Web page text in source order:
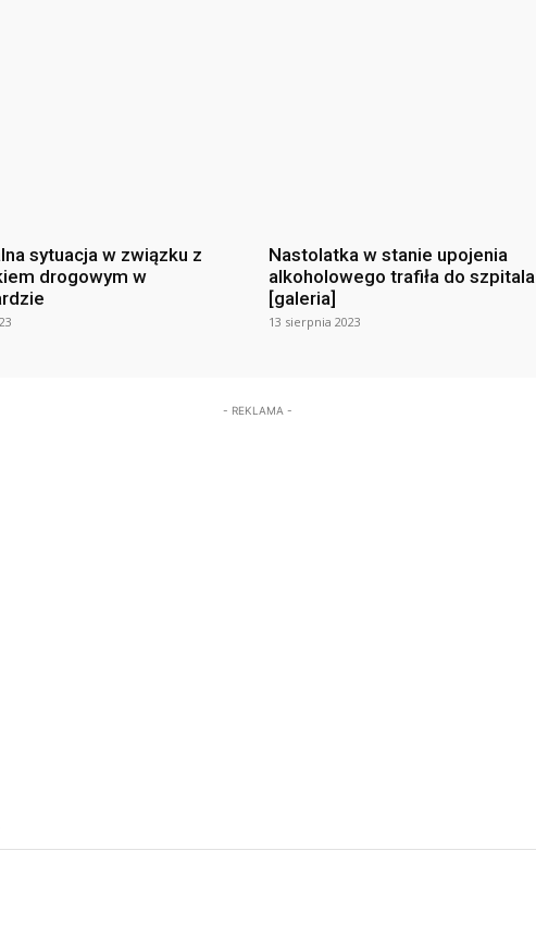
sytuacja w związku z
drogowym w
Nastolatka w stanie upojenia
alkoholowego trafiła do szpitala
[galeria]
13 sierpnia 2023
- REKLAMA -